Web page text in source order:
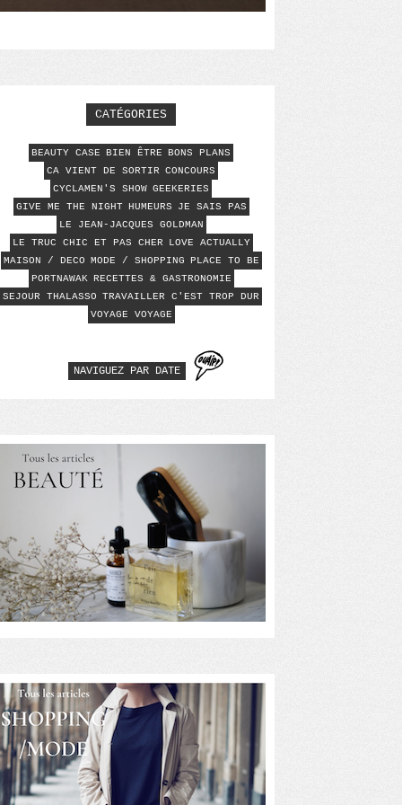
CATÉGORIES
BEAUTY CASE BIEN ÊTRE BONS PLANS
CA VIENT DE SORTIR CONCOURS
CYCLAMEN'S SHOW GEEKERIES
GIVE ME THE NIGHT HUMEURS
JE SAIS PAS
LE JEAN-JACQUES GOLDMAN
LE TRUC CHIC ET PAS CHER
LOVE ACTUALLY
MAISON / DECO MODE / SHOPPING PLACE TO BE
PORTNAWAK RECETTES & GASTRONOMIE
SEJOUR THALASSO TRAVAILLER C'EST TROP DUR
VOYAGE VOYAGE
NAVIGUEZ PAR DATE